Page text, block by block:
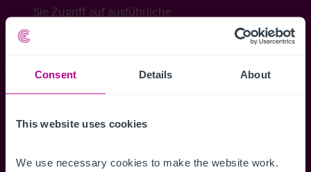
Consent Details About
This website uses cookies
We use necessary cookies to make the website work.
Sie Zugriff auf ausführliche
Veraufsinformationen, erweiterte Suche über
Suchkriterien zu speichern und
Benachrichtigungen für neuen Objekten zu